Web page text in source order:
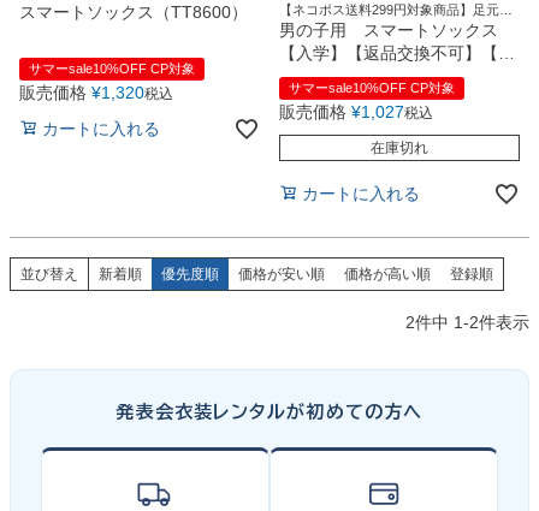
Photography
Angel's Photo Studio
七五三・発表会・記念撮影
スマートソックス（TT8600）
サマーsale10%OFF CP対象
販売価格 ¥1,320税込
カートに入れる
【ネコポス送料299円対象商品】足元も
紳士に♪丈夫な男の子用くつ下
男の子用 スマートソックス
【入学】【返品交換不可】【即
日発送可】
サマーsale10%OFF CP対象
販売価格 ¥1,027税込
在庫切れ
カートに入れる
並び替え 新着順 優先度順 価格が安い順 価格が高い順 登録順
2件中 1-2件表示
発表会衣装レンタルが初めての方へ